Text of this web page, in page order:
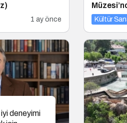
1 ay önce Kültür
deneyimi